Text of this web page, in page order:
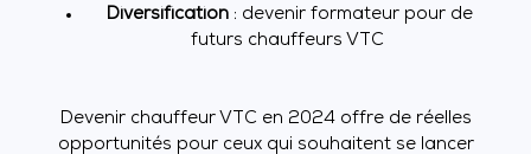
Diversification: devenir formateur pour de
futurs chauffeurs VTC
Devenir chauffeur VTC en 2024 offre de réelles
opportunités pour ceux qui souhaitent se lancer